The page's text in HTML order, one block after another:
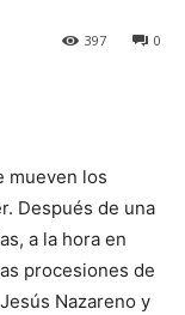
0
397
mueven los
Después de una
a la hora en
procesiones de
Nazareno y